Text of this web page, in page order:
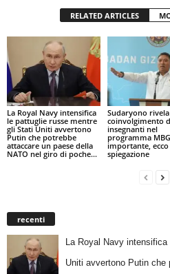
RELATED ARTICLES
La Royal Navy intensifica
le pattuglie russe mentre
gli Stati Uniti avvertono
Putin che potrebbe
attaccare un paese della
NATO nel giro di poche...
Sudaryono
coinvolgimento
insegnanti nel
programma
importante, ecco
spiegazione
recenti
La Royal Navy
Uniti avvertono Putin che